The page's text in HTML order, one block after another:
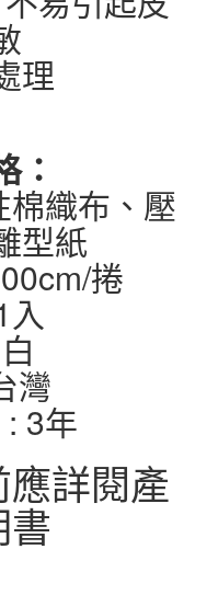
理
：
織布、壓
型紙
捲
入
灣
3年
詳閱產
書